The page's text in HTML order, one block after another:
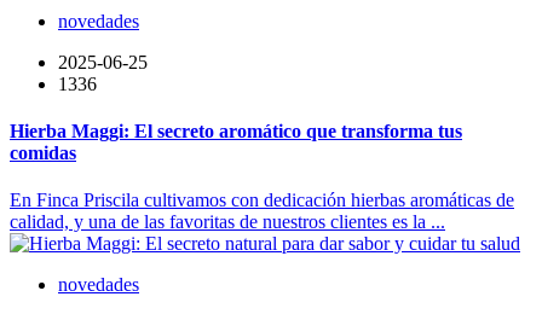
novedades
2025-06-25
1336
Hierba Maggi: El secreto aromático que transforma tus
comidas
En Finca Priscila cultivamos con dedicación hierbas aromáticas de
calidad, y una de las favoritas de nuestros clientes es la ...
novedades